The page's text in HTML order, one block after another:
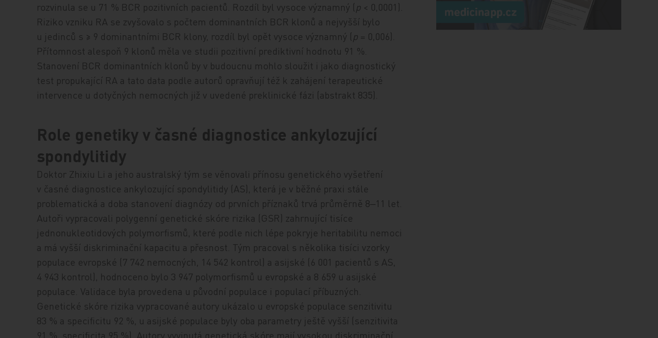
rozvinula se u 71 % BCR pozitivních pacientů. Rozdíl byl vysoce významný (p < 0,0001).
Riziko vzniku RA se zvyšovalo s počtem dominantních BCR klonů a nejvyšší bylo
u jedinců s ≥ 9 dominantními BCR klony, rozdíl byl opět vysoce významný (p = 0,006).
Přítomnost alespoň 9 klonů měla ve studii pozitivní prediktivní hodnotu 91 %.
Stanovení BCR dominantních klonů by v budoucnu mohlo sloužit i jako diagnostický
test propukající RA a tato data podle autorů opravňují též k zahájení terapeutické
intervence u dotyčných nemocných již v uvedené preklinické fázi (abstrakt 835).
Role genetiky v časné diagnostice ankylozující
spondylitidy
Doktor Zhixiu Li a jeho australský tým se věnovali přínosu genetického vyšetření
v časné diagnostice ankylozující spondylitidy (AS), která je v běžné praxi stále
problematická a doba stanovení diagnózy od prvních příznaků trvá průměrně 8‒11 let.
Autoři vypracovali polygenní genetické skóre rizika (GSR) zahrnující tisíce
jednonukleotidových polymorfismů, které podle nich lépe pokryje heritabilitu nemoci
a má vyšší diskriminační kapacitu a přesnost. Tým pracoval s několika tisíci vzorky
populace evropské (7 742 nemocných, 14 542 kontrol) a asijské (6 001 pacientů s AS,
4 943 kontrol), hodnoceno bylo 3 947 polymorfismů u evropské a 8 659 u asijské
populace. Validace byla provedena u původní populace i populací příbuzných.
Genetické skóre rizika vypracované autory ukázalo u evropské populace senzitivitu
83 % a specificitu 92 %, u asijské populace byly oba parametry ještě vyšší (senzitivita
91 %, specificita 95 %). Autory vyvinutá genetická skóre mají vysokou diskriminační